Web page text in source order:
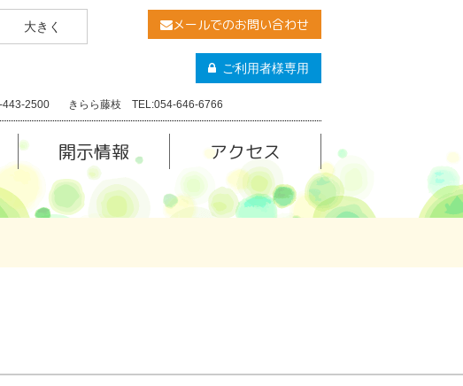
大きく メールでのお問い合わせ
ご利用者様専用
2500 きらら藤枝 TEL:054-646-6766
開示情報 アクセス